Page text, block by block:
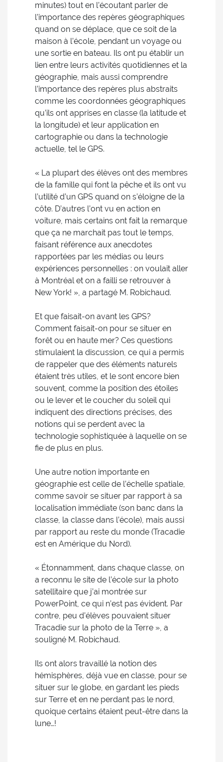
minutes) tout en l’écoutant parler de
l’importance des repères géographiques
quand on se déplace, que ce soit de la
maison à l’école, pendant un voyage ou
une sortie en bateau. Ils ont pu établir un
lien entre leurs activités quotidiennes et la
géographie, mais aussi comprendre
l’importance des repères plus abstraits
comme les coordonnées géographiques
qu’ils ont apprises en classe (la latitude et
la longitude) et leur application en
cartographie ou dans la technologie
actuelle, tel le GPS.
« La plupart des élèves ont des membres
de la famille qui font la pêche et ils ont vu
l’utilité d’un GPS quand on s’éloigne de la
côte. D’autres l’ont vu en action en
voiture, mais certains ont fait la remarque
que ça ne marchait pas tout le temps,
faisant référence aux anecdotes
rapportées par les médias ou leurs
expériences personnelles : on voulait aller
à Montréal et on a failli se retrouver à
New York! », a partagé M. Robichaud.
Et que faisait-on avant les GPS?
Comment faisait-on pour se situer en
forêt ou en haute mer? Ces questions
stimulaient la discussion, ce qui a permis
de rappeler que des éléments naturels
étaient très utiles, et le sont encore bien
souvent, comme la position des étoiles
ou le lever et le coucher du soleil qui
indiquent des directions précises, des
notions qui se perdent avec la
technologie sophistiquée à laquelle on se
fie de plus en plus.
Une autre notion importante en
géographie est celle de l’échelle spatiale,
comme savoir se situer par rapport à sa
localisation immédiate (son banc dans la
classe, la classe dans l’école), mais aussi
par rapport au reste du monde (Tracadie
est en Amérique du Nord).
« Étonnamment, dans chaque classe, on
a reconnu le site de l’école sur la photo
satellitaire que j’ai montrée sur
PowerPoint, ce qui n’est pas évident. Par
contre, peu d’élèves pouvaient situer
Tracadie sur la photo de la Terre », a
souligné M. Robichaud.
Ils ont alors travaillé la notion des
hémisphères, déjà vue en classe, pour se
situer sur le globe, en gardant les pieds
sur Terre et en ne perdant pas le nord,
quoique certains étaient peut-être dans la
lune…!